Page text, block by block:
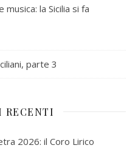
musica: la Sicilia si fa
parte 3
RECENTI
2026: il Coro Lirico